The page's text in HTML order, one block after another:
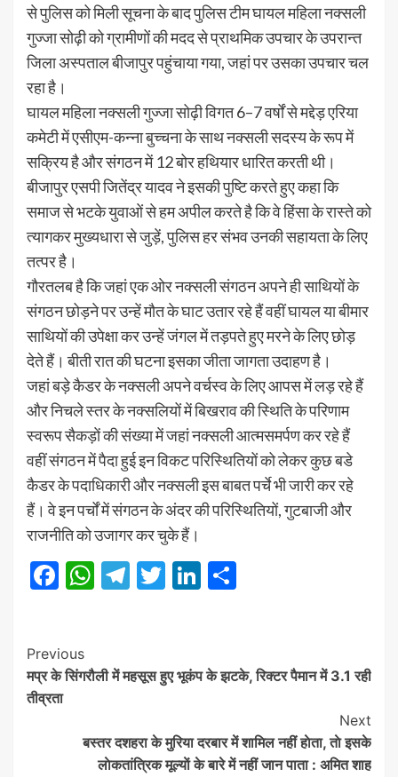
से पुलिस को मिली सूचना के बाद पुलिस टीम घायल महिला नक्सली
गुज्जा सोढ़ी को ग्रामीणों की मदद से प्राथमिक उपचार के उपरान्त
जिला अस्पताल बीजापुर पहुंचाया गया, जहां पर उसका उपचार चल
रहा है।
घायल महिला नक्सली गुज्जा सोढ़ी विगत 6–7 वर्षों से मद्देड़ एरिया
कमेटी में एसीएम-कन्ना बुच्चना के साथ नक्सली सदस्य के रूप में
सक्रिय है और संगठन में 12 बोर हथियार धारित करती थी।
बीजापुर एसपी जितेंद्र यादव ने इसकी पुष्टि करते हुए कहा कि
समाज से भटके युवाओं से हम अपील करते है कि वे हिंसा के रास्ते को
त्यागकर मुख्यधारा से जुड़ें, पुलिस हर संभव उनकी सहायता के लिए
तत्पर है।
गाैरतलब है कि जहां एक ओर नक्सली संगठन अपने ही साथियों के
संगठन छोड़ने पर उन्हें मौत के घाट उतार रहे हैं वहीं घायल या बीमार
साथियों की उपेक्षा कर उन्हें जंगल में तड़पते हुए मरने के लिए छोड़
देते हैं। बीती रात की घटना इसका जीता जागता उदाहण है।
जहां बड़े कैडर के नक्सली अपने वर्चस्व के लिए आपस में लड़ रहे हैं
और निचले स्तर के नक्सलियों में बिखराव की स्थिति के परिणाम
स्वरूप सैकड़ाें की संख्या में जहां नक्सली आत्मसमर्पण कर रहे हैं
वहीं संगठन में पैदा हुई इन विकट परिस्थितियों को लेकर कुछ बडे
कैडर के पदाधिकारी और नक्सली इस बाबत पर्चे भी जारी कर रहे
हैं। वे इन पर्चों में संगठन के अंदर की परिस्थितियों, गुटबाजी और
राजनीति काे उजागर कर चुके हैं।
Facebook
WhatsApp
Telegram
TwitterLinkedIn
Post
Navigation
Previous
मप्र के सिंगरौली में महसूस हुए भूकंप के झटके, रिक्टर पैमान में 3.1 रही
तीव्रता
Next
बस्तर दशहरा के मुरिया दरबार में शामिल नहीं हाेता, ताे इसके
लाेकतांत्रिक मूल्याें के बारे में नहीं जान पाता : अमित शाह